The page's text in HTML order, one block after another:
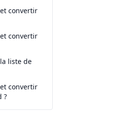
convertir
convertir
liste de
convertir
?